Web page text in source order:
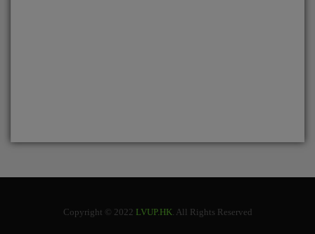
Copyright © 2022 LVUP.HK. All Rights Reserved